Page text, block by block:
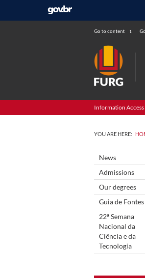
Go to content 1
Information Access
YOU ARE HERE:
News
Admissions
Our degrees
Guia de Fontes
22ª Semana
Nacional da
Ciência e da
Tecnologia